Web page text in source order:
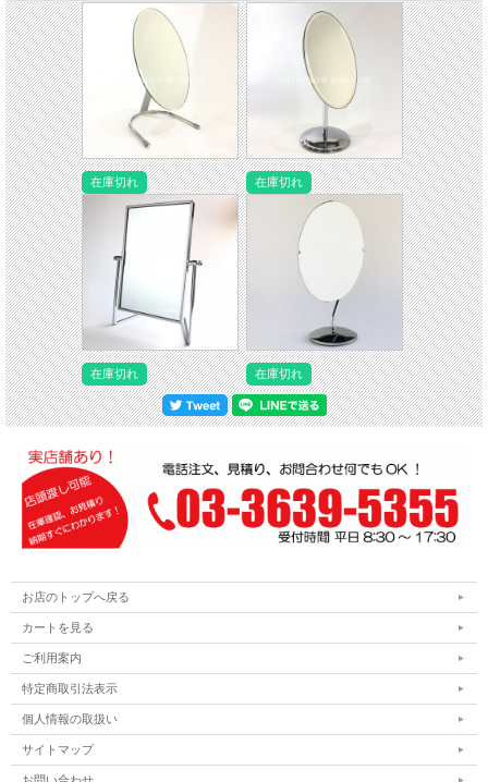
在庫切れ 在庫切れ
在庫切れ 在庫切れ
お店のトップへ戻る
カートを見る
ご利用案内
特定商取引法表示
個人情報の取扱い
サイトマップ